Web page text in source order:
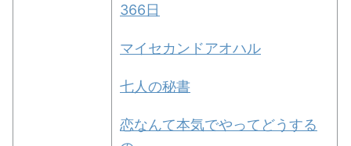
366日
マイセカンドアオハル
七人の秘書
恋なんて本気でやってどうする